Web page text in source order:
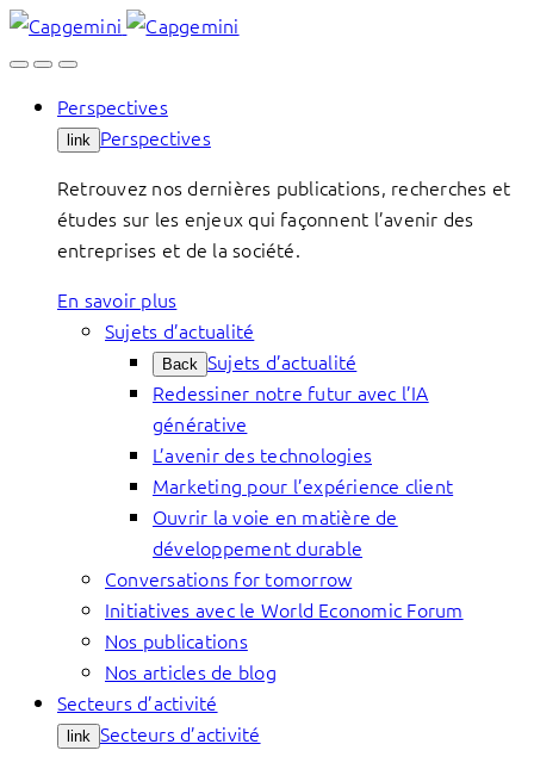
Skip
to
Perspectives
link Perspectives
Retrouvez nos dernières publications, recherches et
études sur les enjeux qui façonnent l’avenir des
entreprises et de la société.
En savoir plus
Sujets d’actualité
Back Sujets d’actualité
Redessiner notre futur avec l’IA
générative
L’avenir des technologies
Marketing pour l’expérience client
Ouvrir la voie en matière de
développement durable
Conversations for tomorrow
Initiatives avec le World Economic Forum
Nos publications
Nos articles de blog
Secteurs d’activité
link Secteurs d’activité